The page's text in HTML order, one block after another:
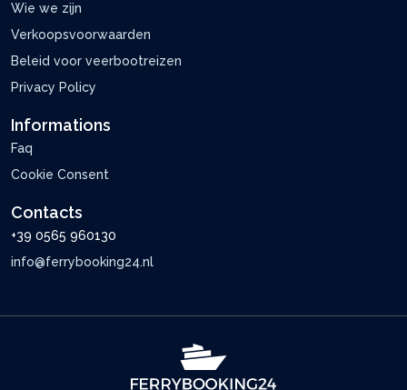
Wie we zijn
Verkoopsvoorwaarden
Beleid voor veerbootreizen
Privacy Policy
Informations
Faq
Cookie Consent
Contacts
+39 0565 960130
info@ferrybooking24.nl